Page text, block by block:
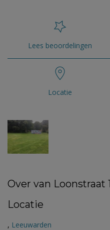
Lees beoordelingen
Locatie
Over van Loonstraat
Locatie
, Leeuwarden